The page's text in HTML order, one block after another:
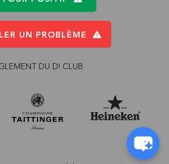
UN PROBLÈME
DU D! CLUB